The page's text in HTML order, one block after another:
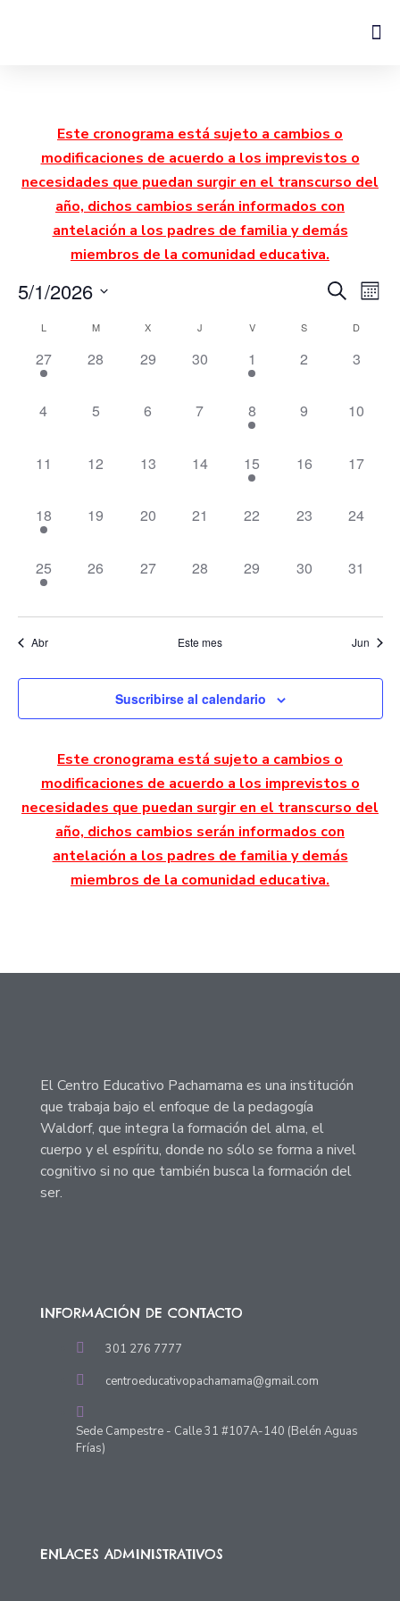
Este cronograma está sujeto a cambios o
modificaciones de acuerdo a los imprevistos o
necesidades que puedan surgir en el transcurso del
año, dichos cambios serán informados con
antelación a los padres de familia y demás
miembros de la comunidad educativa.
de
de
BuscarMes
5/1/2026
fecha.Calendario
de
Eventos
L M X J V S D
1 evento,
27 0 eventos,
28 0 eventos,
29 0 eventos,
30 1 evento,
1 0 eventos,
2 0
3
0 eventos,
4 0 eventos,
5 0 eventos,
6 0 eventos,
7 1 evento,
8 0 eventos,
9 0
10
0 eventos,
11 0 eventos,
12 0 eventos,
13 0 eventos,
14 1 evento,
15 0 eventos,
16 0
17
1 evento,
18 0 eventos,
19 0 eventos,
20 0 eventos,
21 0 eventos,
22 0 eventos,
23 0
24
1 evento,
25 0 eventos,
26 0 eventos,
27 0 eventos,
28 0 eventos,
29 0 eventos,
30 0
31
Abr Este mes Jun
Suscribirse al calendario
Este cronograma está sujeto a cambios o
modificaciones de acuerdo a los imprevistos o
necesidades que puedan surgir en el transcurso del
año, dichos cambios serán informados con
antelación a los padres de familia y demás
miembros de la comunidad educativa.
El Centro Educativo Pachamama es una institución
que trabaja bajo el enfoque de la pedagogía
Waldorf, que integra la formación del alma, el
cuerpo y el espíritu, donde no sólo se forma a nivel
cognitivo si no que también busca la formación del
ser.
INFORMACIÓN DE CONTACTO
301 276 7777
centroeducativopachamama@gmail.com
Sede Campestre - Calle 31 #107A-140 (Belén Aguas
Frías)
ENLACES ADMINISTRATIVOS